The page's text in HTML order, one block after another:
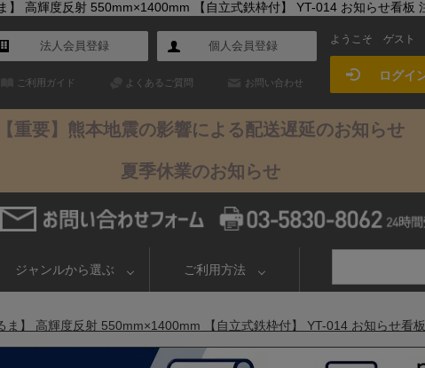
高輝度反射 550mm×1400mm 【自立式鉄枠付】 YT-014 お知らせ看板
法人会員登録 個人会員登録
ご利用ガイド よくあるご質問 お問い合わせ
ようこそ ゲスト
ログイ
重要】熊本地震の影響による配送遅延のお知らせ
夏季休業のお知らせ
ジャンルから選ぶ ご利用方法
】 高輝度反射 550mm×1400mm 【自立式鉄枠付】 YT-014 お知らせ看